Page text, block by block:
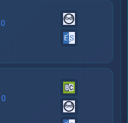
0
0